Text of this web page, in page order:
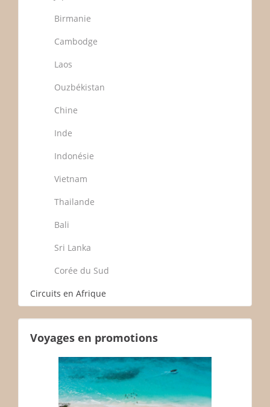
Birmanie
Cambodge
Laos
Ouzbékistan
Chine
Inde
Indonésie
Vietnam
Thailande
Bali
Sri Lanka
Corée du Sud
Circuits en Afrique
Voyages en promotions